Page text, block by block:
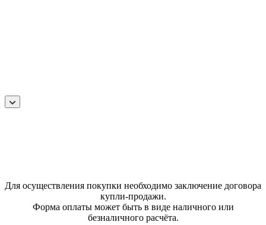
Для осуществления покупки необходимо заключение договора
купли-продажи.
Форма оплаты может быть в виде наличного или
безналичного расчёта.